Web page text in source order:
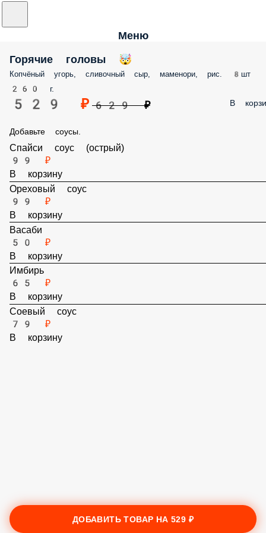
Меню
Горячие головы 🤯
Копчёный угорь, сливочный сыр, маменори, рис. 8шт
260 г.
529 ₽ 629 ₽ В
Добавьте соусы.
Спайси соус (острый)
99 ₽
В корзину
Ореховый соус
99 ₽
В корзину
Васаби
50 ₽
В корзину
Имбирь
65 ₽
В корзину
Соевый соус
ДОБАВИТЬ ТОВАР НА529 ₽